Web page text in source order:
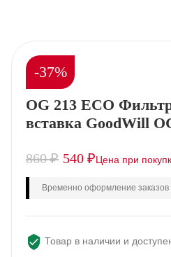
-37%
OG 213 ECO
вставка GoodWill
860₽ 540 ₽
Временно оформление заказов
Товар в наличии и